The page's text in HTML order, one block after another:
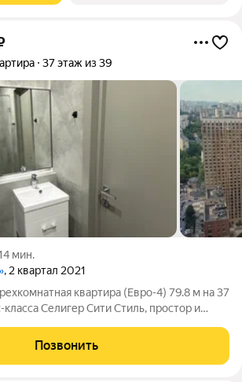
37 этаж из 39
мин.
, 2 квартал 2021
квартира (Евро-4) 79.8 м на 37
Селигер Сити Стиль, простор и
площадью 79.8 кв.м в престижном
Позвонить